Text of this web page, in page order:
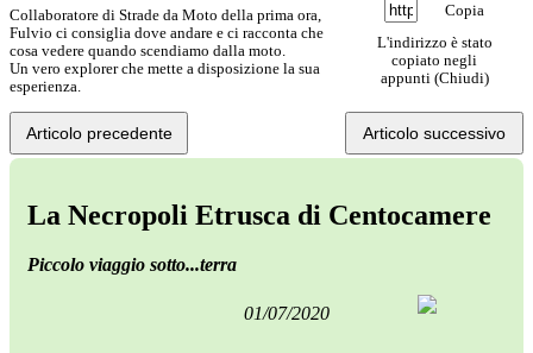
Copia
L'indirizzo è stato
copiato negli
appunti (Chiudi)
Collaboratore di Strade da Moto della prima ora,
Fulvio ci consiglia dove andare e ci racconta che
cosa vedere quando scendiamo dalla moto.
Un vero explorer che mette a disposizione la sua
esperienza.
Articolo precedente Articolo successivo
La Necropoli Etrusca di Centocamere
Piccolo viaggio sotto...terra
01/07/2020